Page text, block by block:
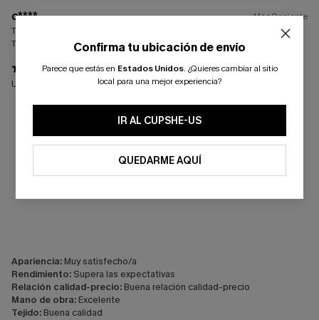
c****
Más Reciente
Tamaño:
Tamaño comprado:M
Un vestido que sienta fenomenal y es súper cómodo.
Apariencia: Muy satisfecho/a
Rendimiento: Supera las expectativas
Relación calidad-precio: Buena relación calidad-precio
Mano de obra: Excelente
Tejido: Buena calidad
Confirma tu ubicación de envío
Parece que estás en Estados Unidos. ¿Quieres cambiar al sitio
local para una mejor experiencia?
IR AL CUPSHE-US
QUEDARME AQUÍ